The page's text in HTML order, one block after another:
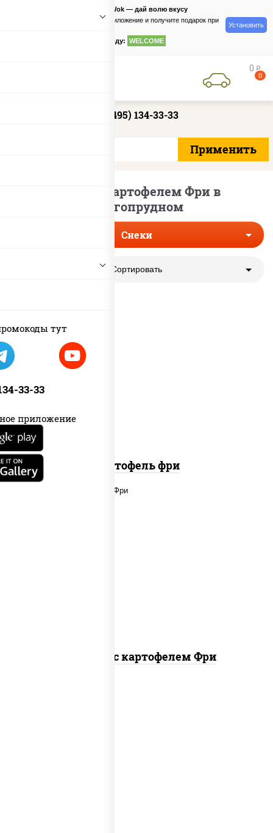
тут
33-33
приложение
PizzaSushiWok — дай волю вкусу
Скачайте приложение и получите подарок при
по промокоду: WELCOME
Установить
0 руб
0
+7 (495) 134-33-33
Снеки с картофелем Фри в
Долгопрудном
Снеки
Сортировать
Картофель фри
Наггетсы с картофелем Фри